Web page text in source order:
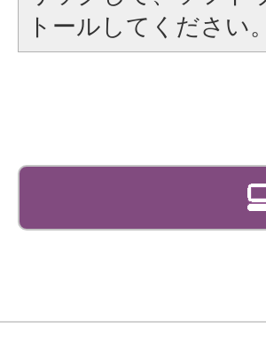
トールしてください。